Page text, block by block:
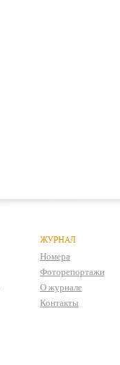
ЖУРНАЛ
Номера
Фоторепортажи
О журнале
Контакты